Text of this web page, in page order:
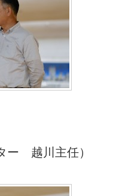
ー 越川主任）